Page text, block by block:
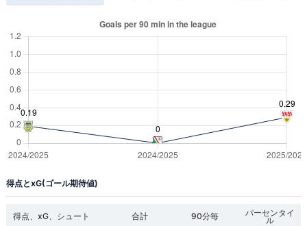
得点とxG(ゴール期待値)
得点、xG、シュート 合計 90分毎 パーセンタイ
ル